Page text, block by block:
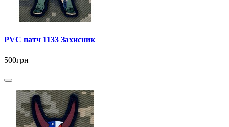
PVC патч 1133 Захисник
500грн